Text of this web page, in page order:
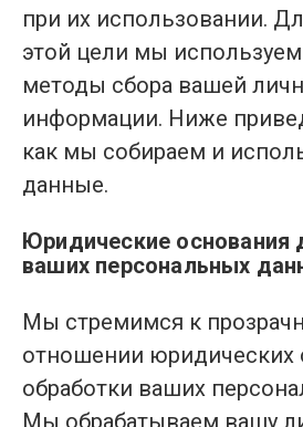
при их использовании.
этой цели мы
методы сбора вашей
информации. Ниже
как мы собираем и
данные.
Юридические основания
ваших персональных
Мы стремимся к
отношении юридических
обработки ваших
Мы обрабатываем вашу